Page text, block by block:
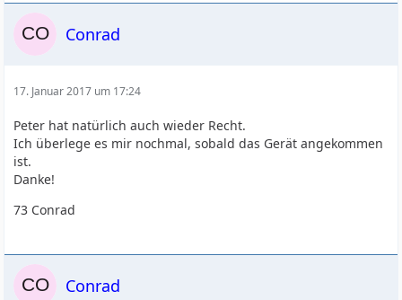
Conrad
17. Januar 2017 um 17:24
Peter hat natürlich auch wieder Recht.
Ich überlege es mir nochmal, sobald das Gerät angekommen
ist.
Danke!
73 Conrad
Conrad